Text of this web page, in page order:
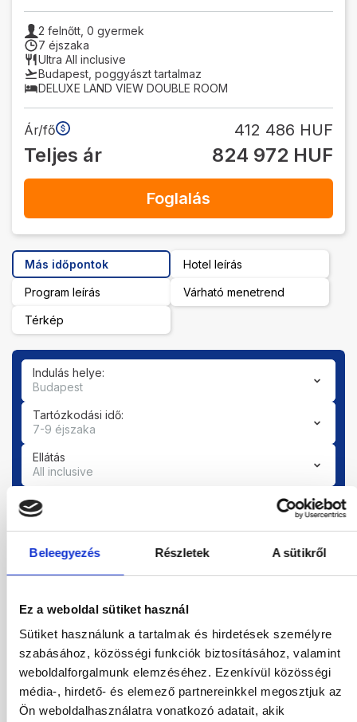
Beleegyezés Részletek A sütikről
Ez a weboldal sütiket használ
Sütiket használunk a tartalmak és hirdetések személyre
szabásához, közösségi funkciók biztosításához, valamint
weboldalforgalmunk elemzéséhez. Ezenkívül közösségi
média-, hirdető- és elemező partnereinkkel megosztjuk az
Ön weboldalhasználatra vonatkozó adatait, akik
2 felnőtt, 0 gyermek
7 éjszaka
Ultra All inclusive
Budapest poggyászt tartalmaz
DELUXE LAND VIEW DOUBLE ROOM
Ár/fő 412 486 HUF
Teljes ár 824 972 HUF
Foglalás
Más időpontok Hotel leírás
Program leírás Várható menetrend
Térkép
Indulás helye:
Budapest
Tartózkodási idő:
7-9 éjszaka
Ellátás
All inclusive
Szoba
Válasszon szobá
2 / 0
2026
Aug Sze Okt Nov
Dec
2027